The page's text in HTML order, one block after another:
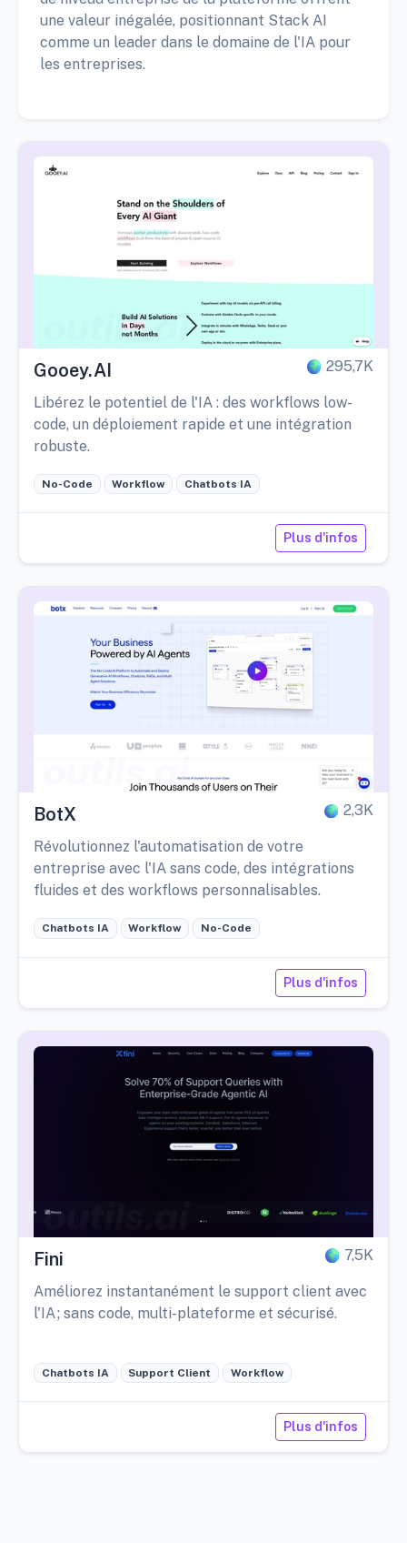
une valeur inégalée, positionnant Stack AI
comme un leader dans le domaine de l'IA pour
les entreprises.
Gooey.AI 295,7K
Libérez le potentiel de l'IA : des workflows low-
code, un déploiement rapide et une intégration
robuste.
No-Code Workflow Chatbots IA
Plus d'infos
BotX 2,3K
Révolutionnez l'automatisation de votre
entreprise avec l'IA sans code, des intégrations
fluides et des workflows personnalisables.
Chatbots IA Workflow No-Code
Plus d'infos
Fini 7,5K
Améliorez instantanément le support client avec
l'IA ; sans code, multi-plateforme et sécurisé.
Chatbots IA Support Client Workflow
Plus d'infos